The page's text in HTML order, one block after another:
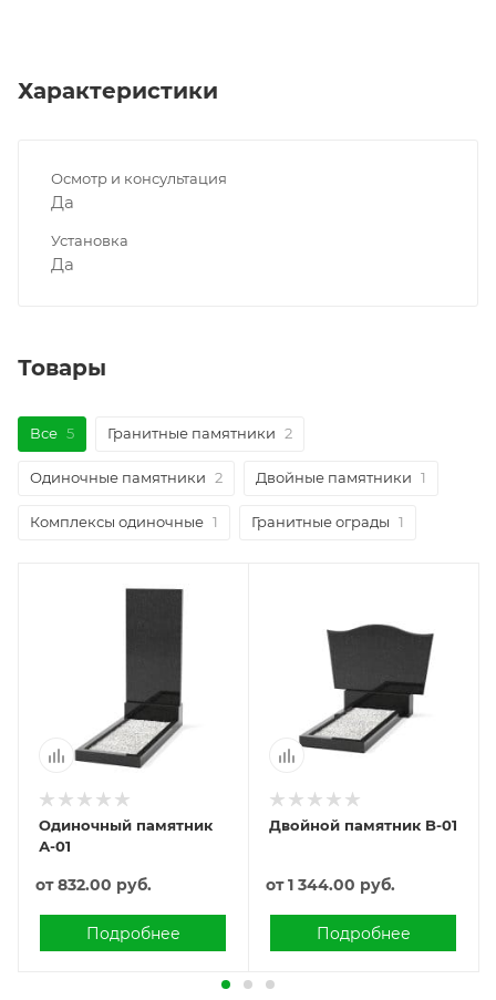
Характеристики
Осмотр и консультация
Да
Установка
Да
Товары
Все 5 Гранитные памятники 2
Одиночные памятники 2 Двойные памятники 1
Комплексы одиночные 1 Гранитные ограды 1
Одиночный памятник
А-01
от832.00 руб.
Подробнее
Двойной памятник B-01
от1 344.00 руб.
Подробнее